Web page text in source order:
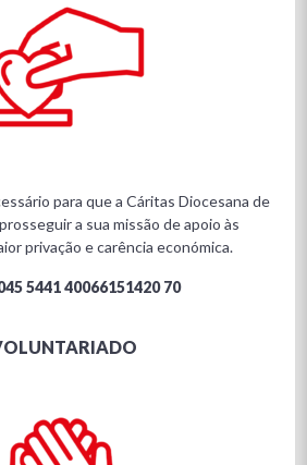
para que a Cáritas Diocesana de
a sua missão de apoio às
privação e carência económica.
5441 40066151420 70